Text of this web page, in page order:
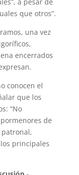
que otros”.
una vez
encerrados
conocen el
que los
“No
de
principales